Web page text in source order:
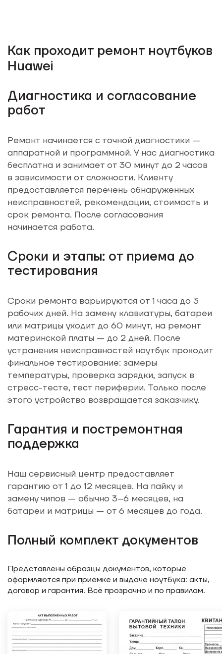
Как проходит ремонт ноутбуков
Huawei
Диагностика и согласование
работ
Ремонт начинается с точной диагностики —
аппаратной и программной. У нас диагностика
бесплатна и занимает от 30 минут до 2 часов
в зависимости от сложности. Клиенту
предоставляется перечень обнаруженных
неисправностей, рекомендации, стоимость и
срок ремонта. После согласования
начинается работа.
Сроки и этапы: от приема до
тестирования
Сроки ремонта варьируются от 1 часа до 3
рабочих дней. На замену клавиатуры, батареи
или матрицы уходит до 60 минут, на ремонт
материнской платы — до 2 дней. После
устранения неисправностей ноутбук проходит
финальное тестирование: замеры
температуры, проверка зарядки, запуск в
стресс-тесте, тест периферии. Только после
этого устройство возвращается заказчику.
Гарантия и постремонтная
поддержка
Наш сервисный центр предоставляет
гарантию от 1 до 12 месяцев. На пайку и
замену чипов — обычно 3–6 месяцев, на
батареи и матрицы — от 6 месяцев до года.
Полный комплект документов
Представлены образцы документов, которые
оформляются при приемке и выдаче ноутбука: акты,
договор и гарантия. Всё прозрачно и по правилам.